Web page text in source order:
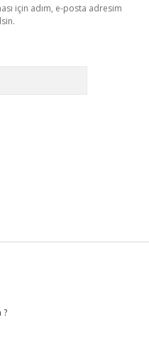
için adım, e-posta adresim
?